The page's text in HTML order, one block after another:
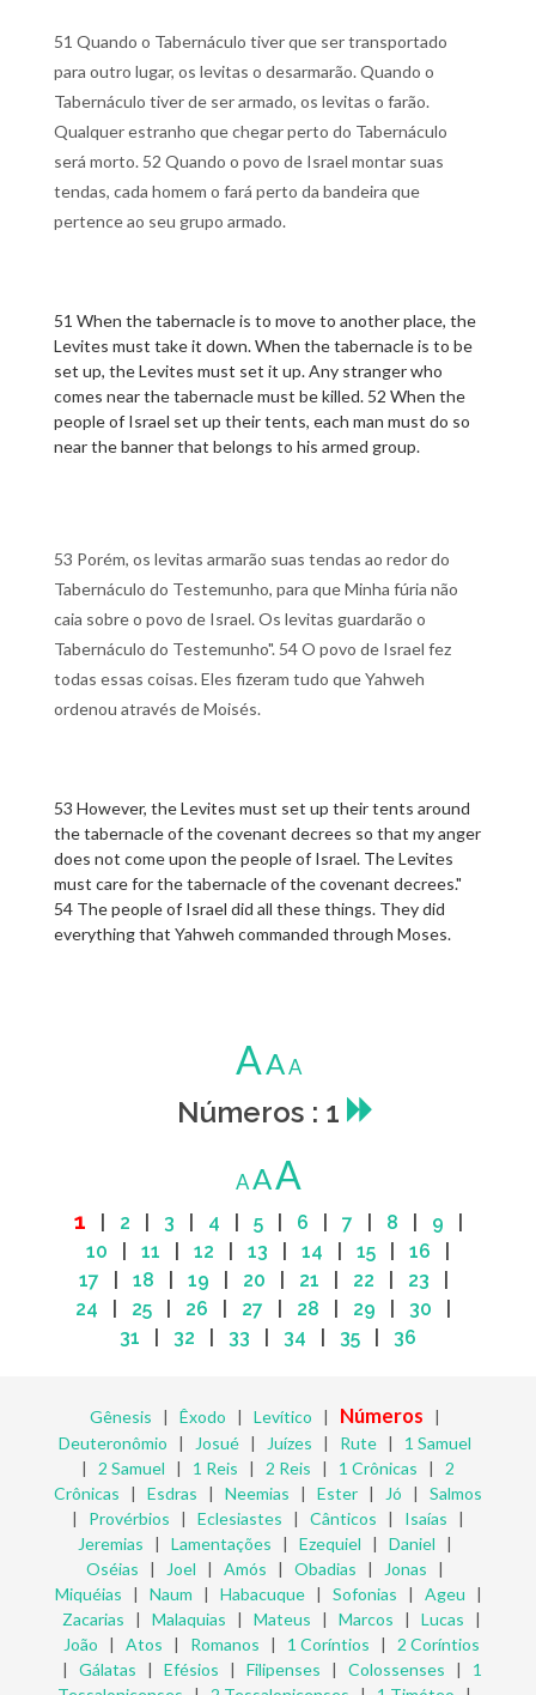
51 Quando o Tabernáculo tiver que ser transportado
para outro lugar, os levitas o desarmarão. Quando o
Tabernáculo tiver de ser armado, os levitas o farão.
Qualquer estranho que chegar perto do Tabernáculo
será morto. 52 Quando o povo de Israel montar suas
tendas, cada homem o fará perto da bandeira que
pertence ao seu grupo armado.
51 When the tabernacle is to move to another place, the
Levites must take it down. When the tabernacle is to be
set up, the Levites must set it up. Any stranger who
comes near the tabernacle must be killed. 52 When the
people of Israel set up their tents, each man must do so
near the banner that belongs to his armed group.
53 Porém, os levitas armarão suas tendas ao redor do
Tabernáculo do Testemunho, para que Minha fúria não
caia sobre o povo de Israel. Os levitas guardarão o
Tabernáculo do Testemunho". 54 O povo de Israel fez
todas essas coisas. Eles fizeram tudo que Yahweh
ordenou através de Moisés.
53 However, the Levites must set up their tents around
the tabernacle of the covenant decrees so that my anger
does not come upon the people of Israel. The Levites
must care for the tabernacle of the covenant decrees."
54 The people of Israel did all these things. They did
everything that Yahweh commanded through Moses.
AAA
Números : 1
AAA
1 2 3 4 5| 6 7 8 9
10
11 12 13 14 15 16
17
18 19 20 21 22 23
24
25 26 27 28 29 30
31
32 33 34 35 36
Gênesis | Êxodo | Levítico | Números |
Deuteronômio | Josué| Juízes | Rute| 1 Samuel
| 2 Samuel | 1 Reis | 2 Reis | 1 Crônicas | 2
Crônicas | Esdras | Neemias | Ester | Jó | Salmos
| Provérbios | Eclesiastes | Cânticos | Isaías |
Jeremias | Lamentações | Ezequiel | Daniel |
Oséias | Joel | Amós | Obadias | Jonas |
Miquéias | Naum | Habacuque| Sofonias | Ageu |
Zacarias | Malaquias | Mateus | Marcos | Lucas |
João | Atos | Romanos | 1 Coríntios | 2 Coríntios
| Gálatas | Efésios | Filipenses | Colossenses | 1